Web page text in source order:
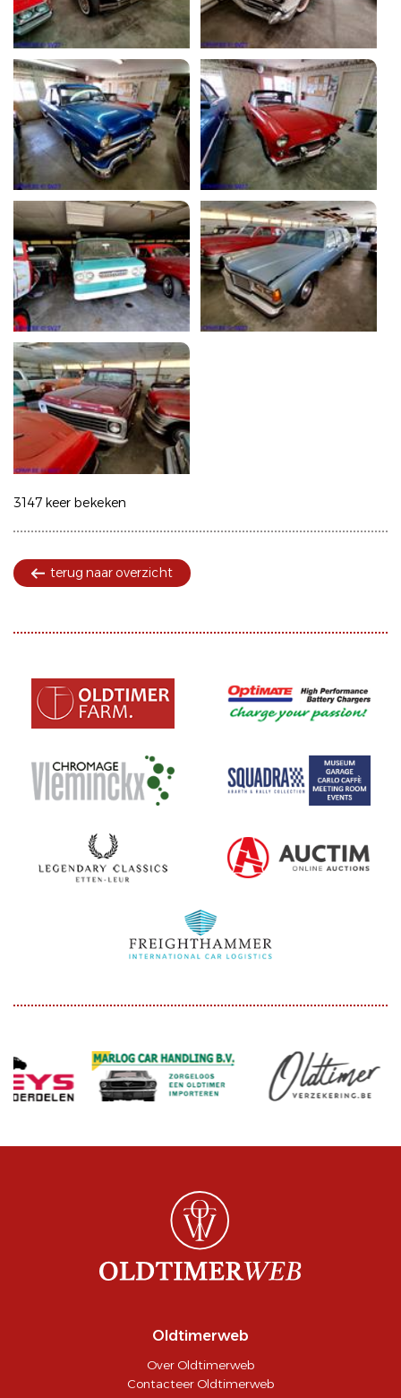
3147 keer bekeken
terug naar overzicht
Oldtimerweb
Over Oldtimerweb
Contacteer Oldtimerweb